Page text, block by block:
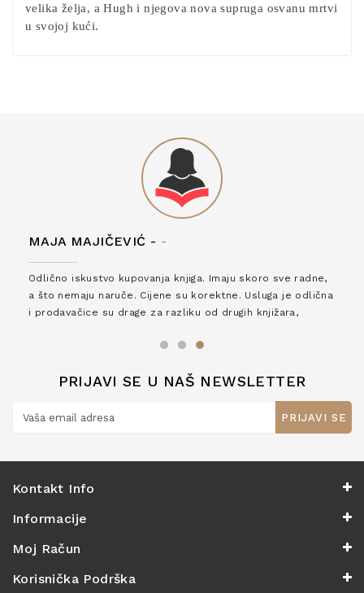
velika želja, a Hugh i njegova nova supruga osvanu mrtvi
u svojoj kući.
MAJA MAJIČEVIĆ - -
Odlično iskustvo kupovanja knjiga. Imaju skoro sve radne,
a što nemaju naruče. Cijene su korektne. Usluga je odlična
i prodavačice su drage za razliku od drugih knjižara,
PRIJAVI SE U NAŠ NEWSLETTER
PRIJAVI SE
Kontakt Info
Informacije
Moj Račun
Korisnička Podrška